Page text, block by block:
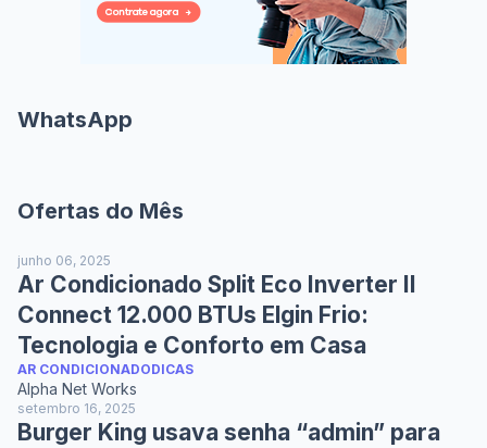
WhatsApp
Ofertas do Mês
junho 06, 2025
Ar Condicionado Split Eco Inverter II
Connect 12.000 BTUs Elgin Frio:
Tecnologia e Conforto em Casa
AR CONDICIONADODICAS
Alpha Net Works
setembro 16, 2025
Burger King usava senha “admin” para